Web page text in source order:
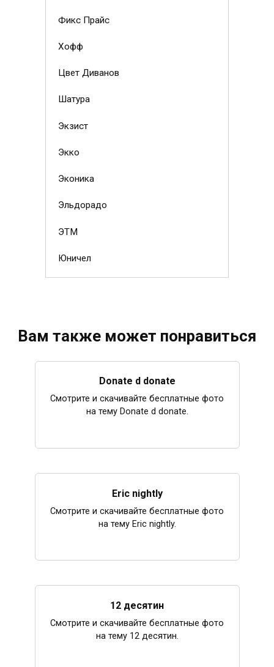
Фикс Прайс
Хофф
Цвет Диванов
Шатура
Экзист
Экко
Эконика
Эльдорадо
ЭТМ
Юничел
Вам также может понравиться
Donate d donate
Смотрите и скачивайте бесплатные фото
на тему Donate d donate.
Eric nightly
Смотрите и скачивайте бесплатные фото
на тему Eric nightly.
12 десятин
Смотрите и скачивайте бесплатные фото
на тему 12 десятин.